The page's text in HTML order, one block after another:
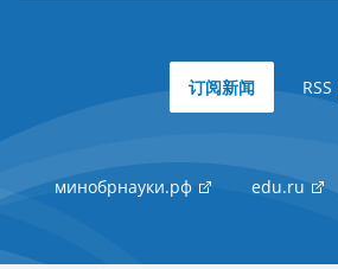
订阅新闻 RSS
минобрнауки.рф edu.ru